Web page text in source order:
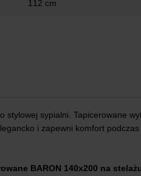
112 cm
stylowej sypialni. Tapicerowane
i zapewni komfort
BARON 140x200 na